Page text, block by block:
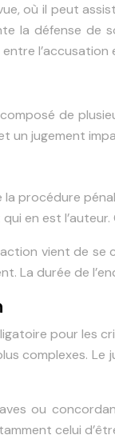
où il peut
la défense
de
un jugement
procédure
en est
vient de
La durée de
pour
complexes.
ou
celui